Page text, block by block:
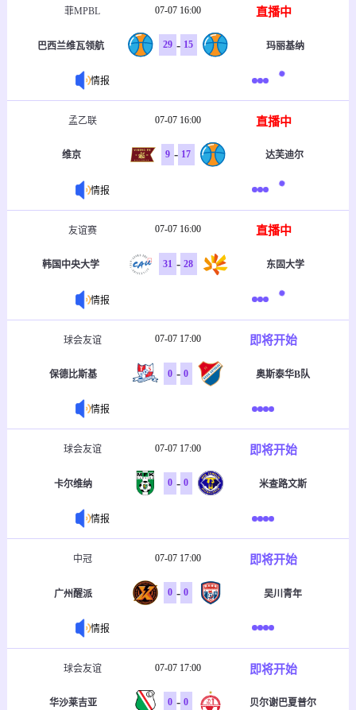
菲MPBL 07-07 16:00 直播中
巴西兰维瓦领航 29 - 15 玛丽基纳
情报
孟乙联 07-07 16:00 直播中
维京 9 - 17 达芙迪尔
情报
友谊赛 07-07 16:00 直播中
韩国中央大学 31 - 28 东固大学
情报
球会友谊 07-07 17:00 即将开始
保德比斯基 0 - 0 奥斯泰华B队
情报
球会友谊 07-07 17:00 即将开始
卡尔维纳 0 - 0 米查路文斯
情报
中冠 07-07 17:00 即将开始
广州醒派 0 - 0 吴川青年
情报
球会友谊 07-07 17:00 即将开始
华沙莱吉亚 0 - 0 贝尔谢巴夏普尔